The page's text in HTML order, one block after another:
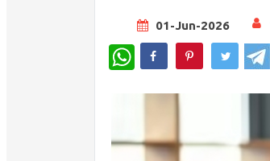
01-Jun-2026
WhatsApp